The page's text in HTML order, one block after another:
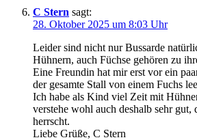
C Stern sagt:
28. Oktober 2025 um 8:03 Uhr
Leider sind nicht nur Bussarde
Hühnern, auch Füchse gehören zu
Eine Freundin hat mir erst vor ein
der gesamte Stall von einem Fuchs
Ich habe als Kind viel Zeit mit
verstehe wohl auch deshalb sehr gut,
herrscht.
Liebe Grüße, C Stern